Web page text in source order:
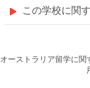
この学校に関
オーストラリア留学に関